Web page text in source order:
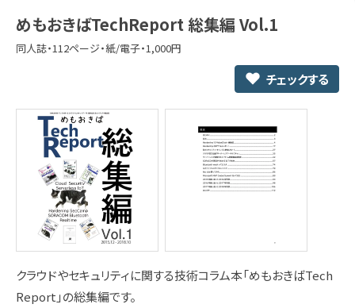
めもおきばTechReport 総集編 Vol.1
同人誌・112ページ・紙/電子・1,000円
チェックする
クラウドやセキュリティに関する技術コラム本「めもおきばTech
Report」の総集編です。